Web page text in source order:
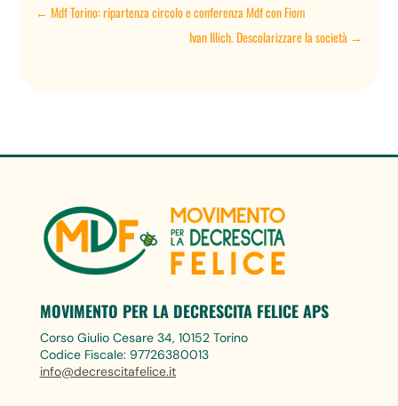
←Mdf Torino: ripartenza circolo e conferenza Mdf con Fiom
Ivan Illich. Descolarizzare la società →
MOVIMENTO PER LA DECRESCITA FELICE APS
Corso Giulio Cesare 34, 10152 Torino
Codice Fiscale: 97726380013
info@decrescitafelice.it